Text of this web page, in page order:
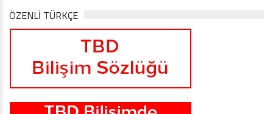
ÖZENLİ TÜRKÇE